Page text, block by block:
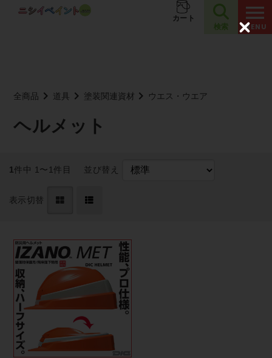
お知らせ 夏季休業のお知らせ
カート
検索
全商品 道具 塗装関連資材 ウエス・ウエア
ヘルメット
1件中 1〜1件目 並び替え
表示切替
C